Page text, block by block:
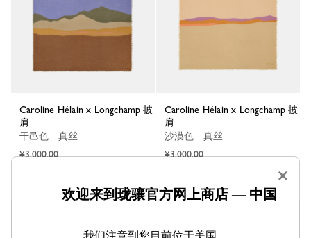
Caroline Hélain x Longchamp 披
肩
干邑色 - 真丝
¥3,000.00
Caroline Hélain x Longchamp 披
肩
沙漠色 - 真丝
¥3,000.00
×
欢迎来到珑骧官方网上商店 — 中国